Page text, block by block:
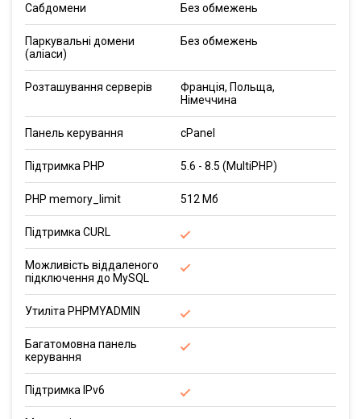
Сабдомени Без обмежень
Паркувальні домени
(аліаси)
Без обмежень
Розташування серверів
Франція, Польща,
Німеччина
Панель керування cPanel
Підтримка PHP 5.6 - 8.5 (MultiPHP)
PHP memory_limit 512 Мб
Підтримка CURL
Можливість віддаленого
підключення до MySQL
Утиліта PHPMYADMIN
Багатомовна панель
керування
Підтримка IPv6